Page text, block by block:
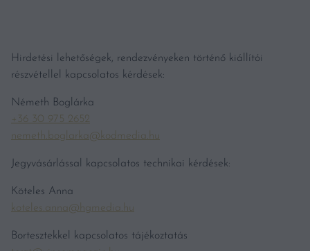
Hirdetési lehetőségek, rendezvényeken történő kiállítói
részvétellel kapcsolatos kérdések:
Németh Boglárka
+36 30 975 2652
nemeth.boglarka@kodmedia.hu
Jegyvásárlással kapcsolatos technikai kérdések:
Köteles Anna
koteles.anna@hgmedia.hu
Bortesztekkel kapcsolatos tájékoztatás